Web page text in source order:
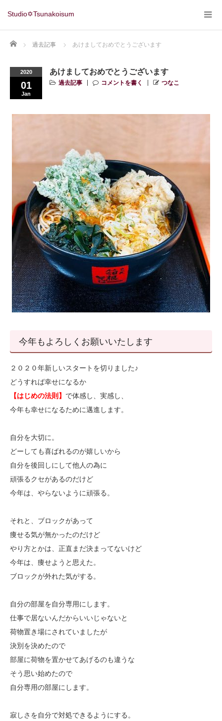
Studio✡Tsunakoisum
Home 過去記事 あけましておめでとうございます
2020
01
Jan
あけましておめでとうございます
過去記事 コメントを書く つなこ
今年もよろしくお願いいたします
２０２０年新しいスタートを切りました♪
どうすれば幸せになるか
【はじめの法則】 で体感し、実感し、
今年も幸せになるために邁進します。
自分を大切に。
どーしても喜ばれるのが嬉しいから
自分を後回しにして他人の為に
頑張るクセがあるのだけど
今年は、やらないように頑張る。
それと、ブロックがあって
痩せる気が無かったのだけど
やり方とかは、正直まだ決まってないけど
今年は、痩せようと思えた。
ブロックが外れた気がする。
自分の部屋を自分専用にします。
仕事で居ないんだからいいじゃないと
荷物置き場にされていましたが
決別を決めたので
部屋に荷物を置かせてあげるのも違うな
そう思い始めたので
自分専用の部屋にします。
寂しさを自分で対処できるようにする。